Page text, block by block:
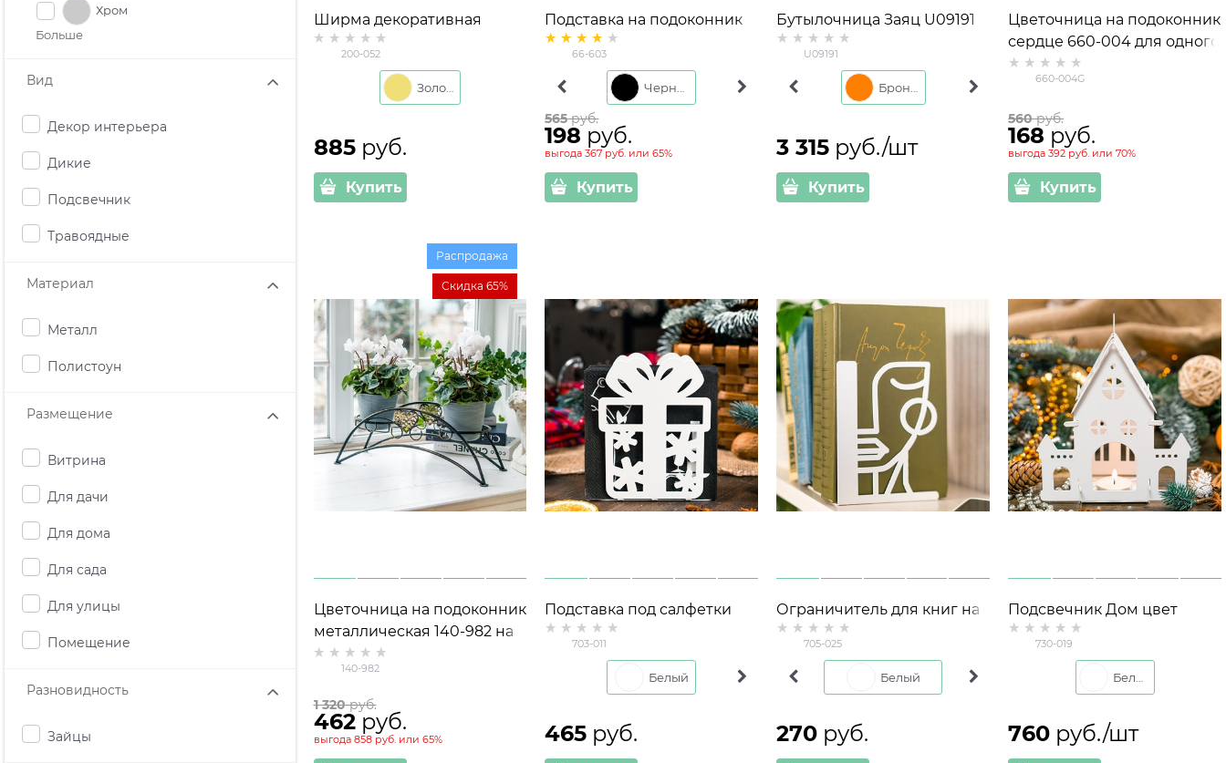
Хром
Больше
Вид
Декор интерьера
Дикие
Подсвечник
Травоядные
Материал
Металл
Полистоун
Размещение
Витрина
Для дачи
Для дома
Для сада
Для улицы
Помещение
Разновидность
Зайцы
Ширма декоративная
металлическая
200-052
Золото
885 руб.
Купить
Подставка на подоконник
для цветов Лофт 66-603
d=12см
66-603
Белый Серый
565 руб.
198 руб.
выгода367 руб. или65%
Купить
Бутылочница Заяц U09191
полистоун
U09191
Золото Серый
3 315 руб./шт
Купить
Цветочница на подоконник
сердце 660-004 для одного
кашпо D=12см
660-004G
560 руб.
168 руб.
выгода392 руб. или70%
Купить
Цветочница на подоконник
металлическая 140-982 на
два кашпо
140-982
Распродажа
Скидка 65%
1 320 руб.
462 руб.
выгода 858 руб.или 65%
Подставка под салфетки
металлическая Подарок
703-011
Белый
465 руб.
Ограничитель для книг на
полке 705-025 металл
705-025
Белый
270 руб.
Подсвечник Дом цвет
белый для одной чайной
свечи
730-019
760 руб./шт